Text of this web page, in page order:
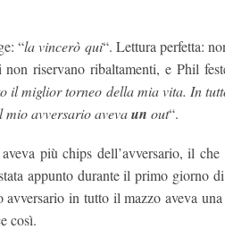
“la vincerò qui“. Lettura perfetta:
riservano ribaltamenti, e Phil
il miglior torneo della mia vita. In
avversario avevaun out“.
più chips dell’avversario, il che
appunto durante il primo giorno
in tutto il mazzo aveva
così.